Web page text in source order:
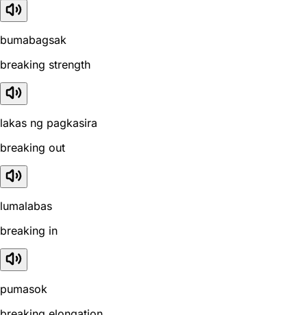
bumabagsak
breaking strength
lakas ng pagkasira
breaking out
lumalabas
breaking in
pumasok